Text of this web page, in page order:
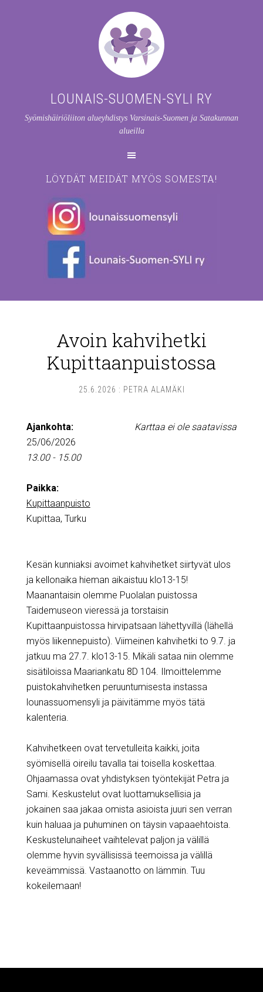
LOUNAIS-SUOMEN-SYLI RY
Syömishäiriöliiton alueyhdistys Varsinais-Suomen ja Satakunnan
alueilla
LÖYDÄT MEIDÄT MYÖS SOMESTA!
Avoin kahvihetki
Kupittaanpuistossa
25.6.2026 : PETRA ALAMÄKI
Karttaa ei ole saatavissa
Ajankohta:
25/06/2026
13.00 - 15.00
Paikka:
Kupittaanpuisto
Kupittaa, Turku
Kesän kunniaksi avoimet kahvihetket siirtyvät ulos
ja kellonaika hieman aikaistuu klo13-15!
Maanantaisin olemme Puolalan puistossa
Taidemuseon vieressä ja torstaisin
Kupittaanpuistossa hirvipatsaan lähettyvillä (lähellä
myös liikennepuisto). Viimeinen kahvihetki to 9.7. ja
jatkuu ma 27.7. klo13-15. Mikäli sataa niin olemme
sisätiloissa Maariankatu 8D 104. Ilmoittelemme
puistokahvihetken peruuntumisesta instassa
lounassuomensyli ja päivitämme myös tätä
kalenteria.
Kahvihetkeen ovat tervetulleita kaikki, joita
syömisellä oireilu tavalla tai toisella koskettaa.
Ohjaamassa ovat yhdistyksen työntekijät Petra ja
Sami. Keskustelut ovat luottamuksellisia ja
jokainen saa jakaa omista asioista juuri sen verran
kuin haluaa ja puhuminen on täysin vapaaehtoista.
Keskustelunaiheet vaihtelevat paljon ja välillä
olemme hyvin syvällisissä teemoissa ja välillä
keveämmissä. Vastaanotto on lämmin. Tuu
kokeilemaan!